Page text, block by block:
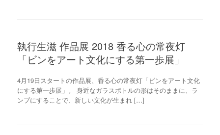
執行生滋 作品展 2018 香る心の常夜灯
「ビンをアート文化にする第一歩展」
4月19日スタートの作品展、香る心の常夜灯「ビンをアート文化
にする第一歩展」。 身近なガラスボトルの形はそのままに、ラ
ンプにすることで、新しい文化が生まれ […]